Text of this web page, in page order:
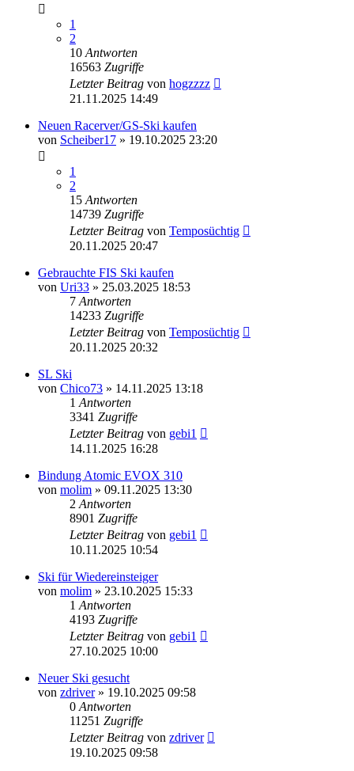
1
2
10 Antworten
16563 Zugriffe
Letzter Beitrag von hogzzzz
21.11.2025 14:49
Neuen Racerver/GS-Ski kaufen
von Scheiber17 » 19.10.2025 23:20
1
2
15 Antworten
14739 Zugriffe
Letzter Beitrag von Temposüchtig
20.11.2025 20:47
Gebrauchte FIS Ski kaufen
von Uri33 » 25.03.2025 18:53
7 Antworten
14233 Zugriffe
Letzter Beitrag von Temposüchtig
20.11.2025 20:32
SL Ski
von Chico73 » 14.11.2025 13:18
1 Antworten
3341 Zugriffe
Letzter Beitrag von gebi1
14.11.2025 16:28
Bindung Atomic EVOX 310
von molim » 09.11.2025 13:30
2 Antworten
8901 Zugriffe
Letzter Beitrag von gebi1
10.11.2025 10:54
Ski für Wiedereinsteiger
von molim » 23.10.2025 15:33
1 Antworten
4193 Zugriffe
Letzter Beitrag von gebi1
27.10.2025 10:00
Neuer Ski gesucht
von zdriver» 19.10.2025 09:58
0 Antworten
11251 Zugriffe
Letzter Beitrag von zdriver
19.10.2025 09:58